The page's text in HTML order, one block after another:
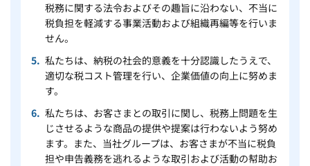
税務に関する法令およびその趣旨に沿わない、不当に
税負担を軽減する事業活動および組織再編等を行いま
せん。
私たちは、納税の社会的意義を十分認識したうえで、
適切な税コスト管理を行い、企業価値の向上に努めま
す。
私たちは、お客さまとの取引に関し、税務上問題を生
じさせるような商品の提供や提案は行わないよう努め
ます。また、当社グループは、お客さまが不当に税負
担や申告義務を逃れるような取引および活動の幇助お